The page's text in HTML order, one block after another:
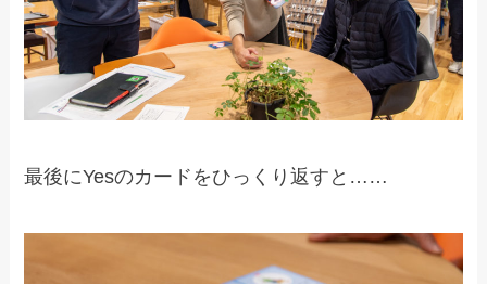
最後にYesのカードをひっくり返すと……